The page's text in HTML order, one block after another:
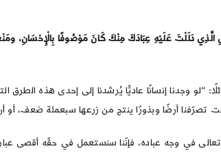
دَلَلْتَ عَلَيْهِ عِبَادَكَ مِنْكَ كَانَ مَوْصُوفًا بِالْإِحْسَانِ،
“لو وجدنا إنسانًا عاديًّا يُرشدنا إلى إحدى هذه الطرق
تصرّفنا أرضًا وبذورًا ينتج من زرعها سبعمئة ضعف،
تعالى في وجه عباده، فإنّنا سنستعمل في حقّه أقصى